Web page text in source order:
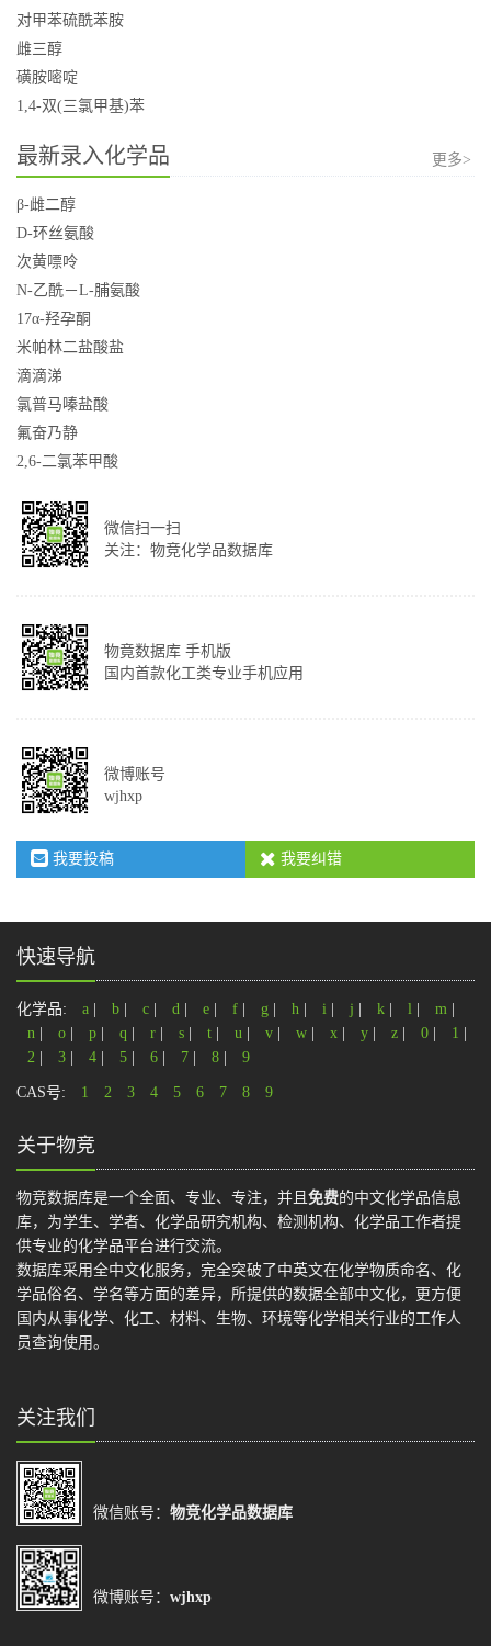
对甲苯硫酰苯胺
雌三醇
磺胺嘧啶
1,4-双(三氯甲基)苯
最新录入化学品 更多>
β-雌二醇
D-环丝氨酸
次黄嘌呤
N-乙酰－L-脯氨酸
17α-羟孕酮
米帕林二盐酸盐
滴滴涕
氯普马嗪盐酸
氟奋乃静
2,6-二氯苯甲酸
微信扫一扫
关注：物竞化学品数据库
物竟数据库 手机版
国内首款化工类专业手机应用
微博账号
wjhxp
我要投稿 我要纠错
快速导航
化学品: a b c d e f g h i j k l m
n
o p q r s t u v w x y z 0 1
2
3 4 5 6 7 8 9
CAS号: 1 2 3 4 5 6 7 8 9
关于物竞
物竞数据库是一个全面、专业、专注，并且 免费的中文化学品信息
库，为学生、学者、化学品研究机构、检测机构、化学品工作者提
供专业的化学品平台进行交流。
数据库采用全中文化服务，完全突破了中英文在化学物质命名、化
学品俗名、学名等方面的差异，所提供的数据全部中文化，更方便
国内从事化学、化工、材料、生物、环境等化学相关行业的工作人
员查询使用。
关注我们
微信账号： 物竞化学品数据库
微博账号： wjhxp